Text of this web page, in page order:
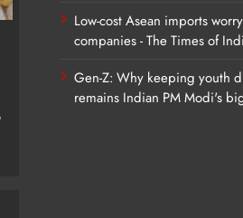
Low-cost Asean imports
companies - The Times of
Gen-Z: Why keeping youth
remains Indian PM Modi's